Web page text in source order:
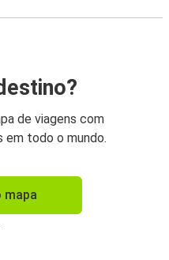
de viagens com
em todo o mundo.
mapa